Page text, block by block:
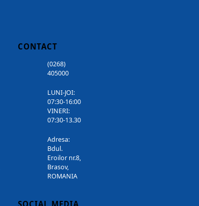
CONTACT
(0268)
405000
LUNI-JOI:
07:30-16:00
VINERI:
07:30-13.30
Adresa:
Bdul.
Eroilor nr.8,
Brasov,
ROMANIA